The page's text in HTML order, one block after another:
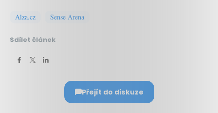
Alza.cz Sense Arena
Sdílet článek
Přejít do diskuze